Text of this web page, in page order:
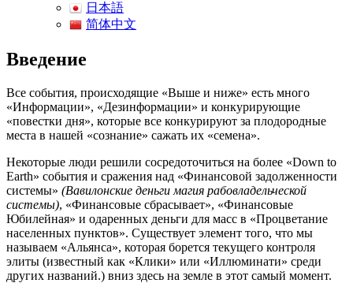
日本語
简体中文
Введение
Все события, происходящие «Выше и ниже» есть много
«Информации», «Дезинформации» и конкурирующие
«повестки дня», которые все конкурируют за плодородные
места в нашей «сознание» сажать их «семена».
Некоторые люди решили сосредоточиться на более «Down to
Earth» события и сражения над «Финансовой задолженности
системы» (Вавилонские деньги магия рабовладельческой
системы), «Финансовые сбрасывает», «Финансовые
Юбилейная» и одаренных деньги для масс в «Процветание
населенных пунктов». Существует элемент того, что мы
называем «Альянса», которая борется текущего контроля
элиты (известный как «Клики» или «Иллюминати» среди
других названий.) вниз здесь на земле в этот самый момент.